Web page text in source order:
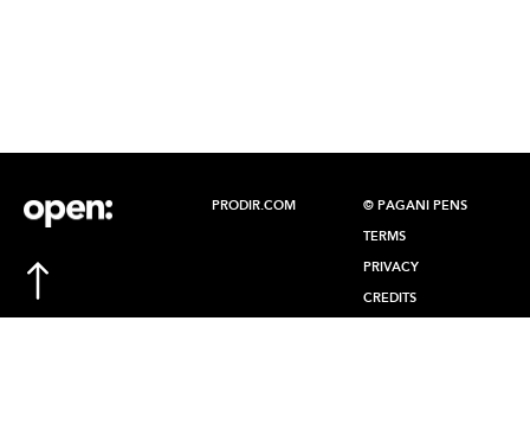
PRODIR.COM © PAGANI PENS
TERMS
PRIVACY
CREDITS